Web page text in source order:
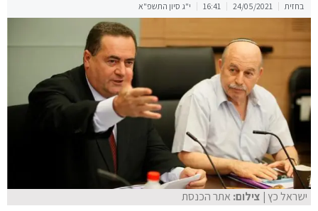
בחזית 24/05/2021
16:41 י"ג סיון התשפ"א
ישראל כץ | צילום: אתר הכנסת